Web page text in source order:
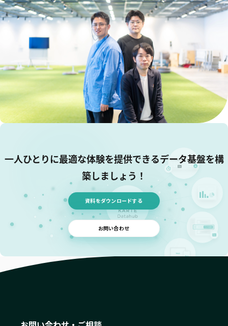
一人ひとりに最適な体験を提供できるデータ基盤を構
築しましょう！
資料をダウンロードする
お問い合わせ